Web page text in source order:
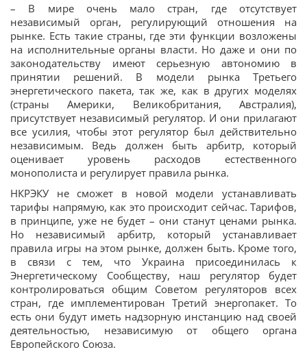
– В мире очень мало стран, где отсутствует
независимый орган, регулирующий отношения на
рынке. Есть такие страны, где эти функции возложены
на исполнительные органы власти. Но даже и они по
законодательству имеют серьезную автономию в
принятии решений. В модели рынка Третьего
энергетического пакета, так же, как в других моделях
(страны Америки, Великобритания, Австралия),
присутствует независимый регулятор. И они прилагают
все усилия, чтобы этот регулятор был действительно
независимым. Ведь должен быть арбитр, который
оценивает уровень расходов естественного
монополиста и регулирует правила рынка.
НКРЭКУ не сможет в новой модели устанавливать
тарифы напрямую, как это происходит сейчас. Тарифов,
в принципе, уже не будет – они станут ценами рынка.
Но независимый арбитр, который устанавливает
правила игры на этом рынке, должен быть. Кроме того,
в связи с тем, что Украина присоединилась к
Энергетическому Сообществу, наш регулятор будет
контролироваться общим Советом регуляторов всех
стран, где имплементирован Третий энергопакет. То
есть они будут иметь надзорную инстанцию над своей
деятельностью, независимую от общего органа
Европейского Союза.